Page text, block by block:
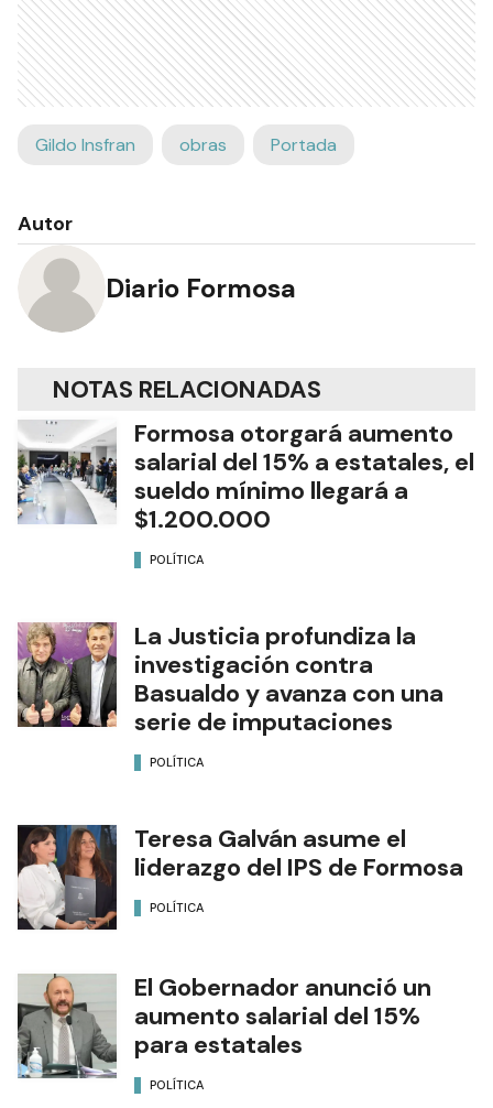
Gildo Insfran obras Portada
Autor
Diario Formosa
NOTAS RELACIONADAS
Formosa otorgará aumento
salarial del 15% a estatales, el
sueldo mínimo llegará a
$1.200.000
POLÍTICA
La Justicia profundiza la
investigación contra
Basualdo y avanza con una
serie de imputaciones
POLÍTICA
Teresa Galván asume el
liderazgo del IPS de Formosa
POLÍTICA
El Gobernador anunció un
aumento salarial del 15%
para estatales
POLÍTICA